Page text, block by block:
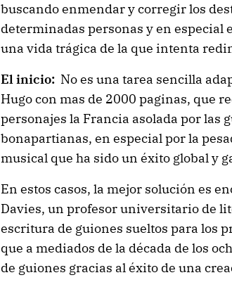
buscando enmendar y corregir los
determinadas personas y en especial
una vida trágica de la que intenta
El inicio:No es una tarea sencilla
Hugo con mas de 2000 paginas, que
personajes la Francia asolada por las
bonapartianas, en especial por la
musical que ha sido un éxito global y
En estos casos, la mejor solución es
Davies, un profesor universitario de
escritura de guiones sueltos para los
que a mediados de la década de los
de guiones gracias al éxito de una